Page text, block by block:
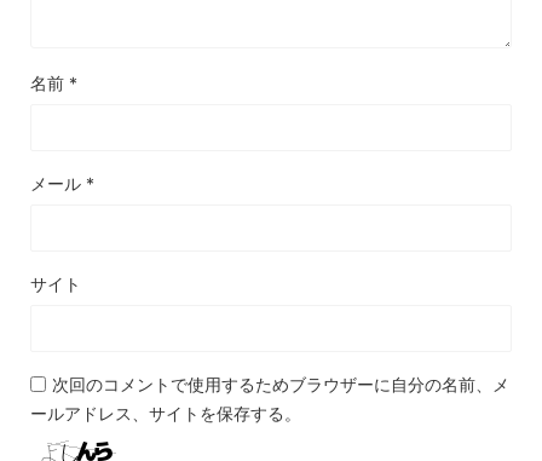
名前 *
メール *
サイト
次回のコメントで使用するためブラウザーに自分の名前、メ
ールアドレス、サイトを保存する。